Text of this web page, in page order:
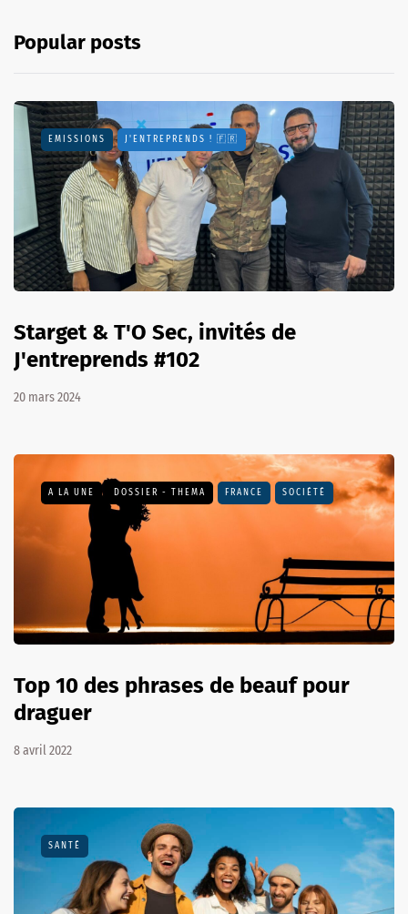
Popular posts
EMISSIONS J'ENTREPRENDS ! 🇫🇷
Starget & T'O Sec, invités de
J'entreprends #102
20 mars 2024
A LA UNE DOSSIER - THEMA FRANCE SOCIÉTÉ
Top 10 des phrases de beauf pour
draguer
8 avril 2022
SANTÉ